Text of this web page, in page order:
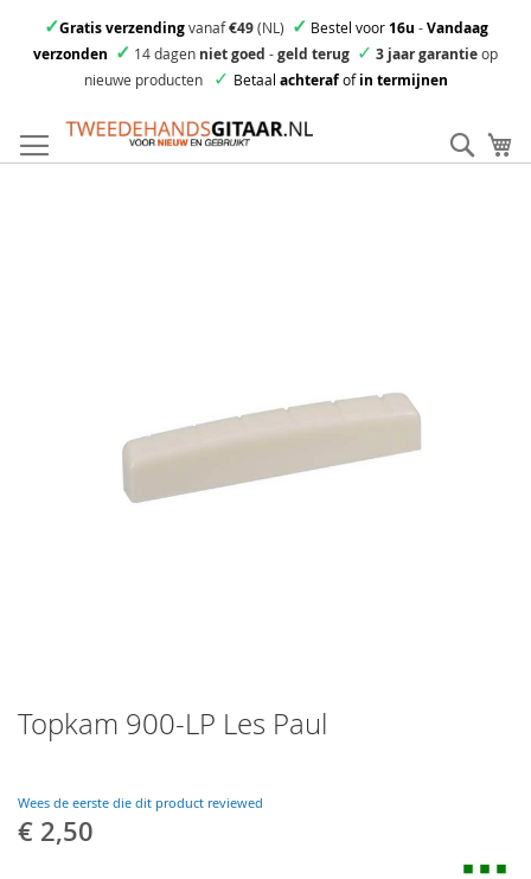
✓Gratis verzendingvanaf€49(NL) ✓ Bestel voor16u -Vandaag
verzonden ✓ 14 dagen niet goed -geld terug ✓ 3 jaar garantieop
nieuwe producten
✓ Betaal achterafofin termijnen
direct
door
Topkam 900-LP Les Paul
Wees de eerste die dit product reviewed
€ 2,50
to
the
the
images